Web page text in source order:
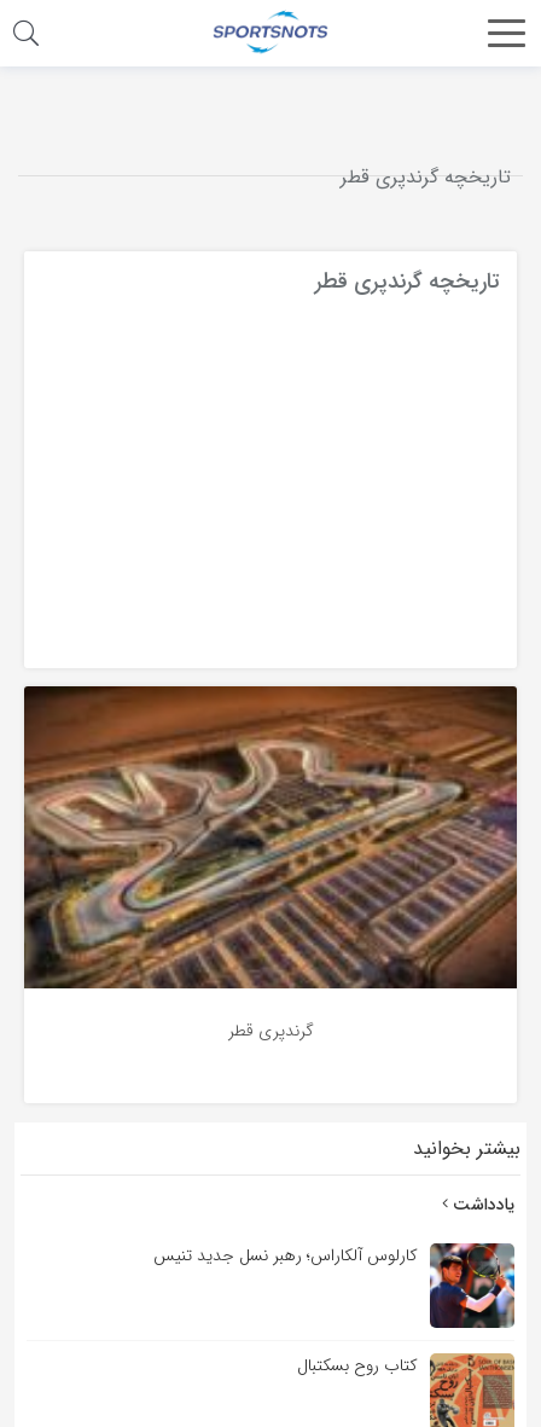
اشتراک
استفاده
زیر
کپی
لینک
تاریخچه گرندپری قطر
تاریخچه گرندپری قطر
گرندپری قطر
3 سال پیش
بیشتر بخوانید
یادداشت
کارلوس آلکاراس؛ رهبر نسل جدید تنیس
کتاب روح بسکتبال